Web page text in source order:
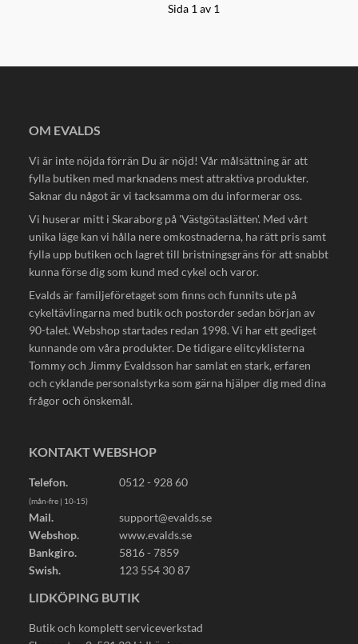
Sida 1 av 1
OM EVALDS
Vi är inte nöjda förrän Du är nöjd! Vår målsättning är att
fylla butiken med marknadens mest attraktiva produkter.
Saknar du något är vi tacksamma om du informerar oss.
Vi huserar mitt i Skaraborg på 'Västgötaslätten'. Med vårt
unika läge kan vi hålla nere omkostnaderna, ha rätt pris samt
fylla upp butiken och lagret till bristningsgräns för att snabbt
kunna förse dig som kund med cykel och varor.
Evalds är familjeföretaget som finns och funnits ute på
cykeltävlingarna med butik och postorder sedan början av
90-talet. Webshop startades redan 1998. Vi har ett gediget
kunnande om våra produkter. De tidigare elitcyklisterna
Tommy och Jimmy Evaldsson har samlat en stark, erfaren
och cyklande personalstyrka som gärna hjälper dig med dina
frågor och önskemål.
KONTAKT WEBSHOP
Telefon. 0512 - 928 60
(mån-fre | 10-15)
Mail.
support@evalds.se
Webshop.
www.evalds.se
Bankgiro.
5816 - 7859
Swish.
123 554 30 87
LIDKÖPING BUTIK
Butik och komplett serviceverkstad